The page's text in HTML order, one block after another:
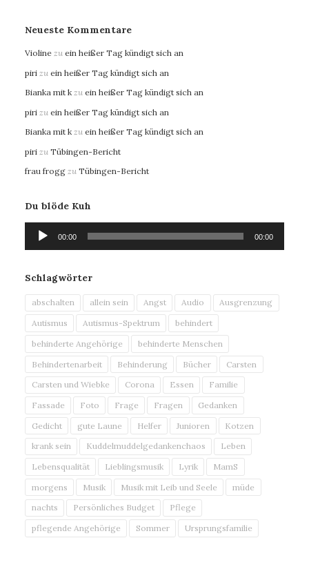
Neueste Kommentare
Violine zu ein heißer Tag kündigt sich an
piri zu ein heißer Tag kündigt sich an
Bianka mit k zu ein heißer Tag kündigt sich an
piri zu ein heißer Tag kündigt sich an
Bianka mit k zu ein heißer Tag kündigt sich an
piri zu Tübingen-Bericht
frau frogg zu Tübingen-Bericht
Du blöde Kuh
Audio-
Player
00:00 00:00
Schlagwörter
abschalten allein sein Angst Audio
Ausgrenzung
Autismus
Autismus-Spektrum
behindert
behinderte Angehörige
behinderte Menschen
Behindertenarbeit
Behinderung Bücher
Carsten
Carsten und Wiebke
Corona Essen
Familie
Fassade
Foto Frage Fragen
Gedanken
Gedicht
gute Laune Helfer Junioren
Kotzen
krank sein
Kuddelmuddelgedankenchaos
Leben
Lebensqualität
Lieblingsmusik Lyrik
MamS
morgens
Musik Musik mit Leib und Seele
müde
nachts
Persönliches Budget
Pflege
pflegende Angehörige
Sommer Ursprungsfamilie